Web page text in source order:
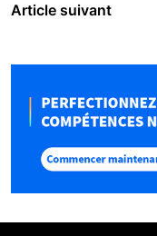
Article suivant